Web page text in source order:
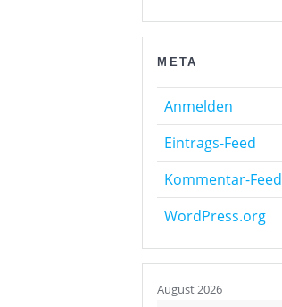
META
Anmelden
Eintrags-Feed
Kommentar-Feed
WordPress.org
August 2026